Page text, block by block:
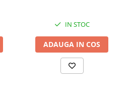
IN STOC
ADAUGA IN COS